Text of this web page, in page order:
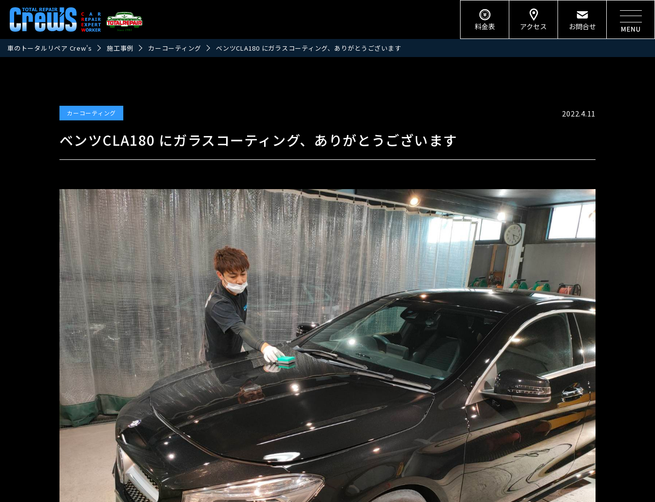
料金表 アクセス お問合せ
車のトータルリペア Crew's 施工事例 カーコーティング ベンツCLA180 にガラスコーティング、ありがとうございます
カーコーティング 2022.4.11
ベンツCLA180 にガラスコーティング、ありがとうございます